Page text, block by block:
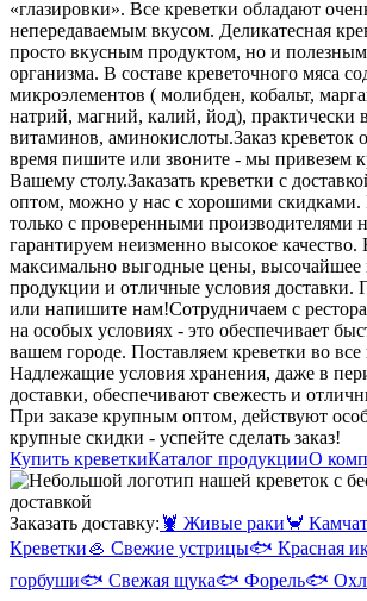
«глазировки». Все креветки обладают
непередаваемым вкусом. Деликатесная
просто вкусным продуктом, но и полезным
организма. В составе креветочного мяса
микроэлементов ( молибден, кобальт,
натрий, магний, калий, йод), практически
витаминов, аминокислоты.Заказ
время пишите или звоните - мы привезем
Вашему столу.Заказать креветки с
оптом, можно у нас c хорошими
только с проверенными производителями
гарантируем неизменно высокое
максимально выгодные цены, высочайшее
продукции и отличные условия доставки.
или напишите нам!Сотрудничаем с
на особых условиях - это обеспечивает
вашем городе. Поставляем креветки во все
Надлежащие условия хранения, даже в
доставки, обеспечивают свежесть и
При заказе крупным оптом, действуют
крупные скидки - успейте сделать заказ!
Купить креветкиКаталог продукцииО
Заказать доставку: 🦞 Живые раки🦀
Креветки🦪 Свежие устрицы🐟 Красная
горбуши🐟 Свежая щука🐟 Форель🐟